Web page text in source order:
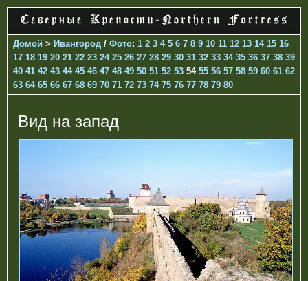
Домой > Ивангород / Фото: 1 2 3 4 5 6 7 8 9 10 11 12 13 14 15 16
17 18 19 20 21 22 23 24 25 26 27 28 29 30 31 32 33 34 35 36 37 38 39
40 41 42 43 44 45 46 47 48 49 50 51 52 53 54 55 56 57 58 59 60 61 62
63 64 65 66 67 68 69 70 71 72 73 74 75 76 77 78 79 80
Вид на запад